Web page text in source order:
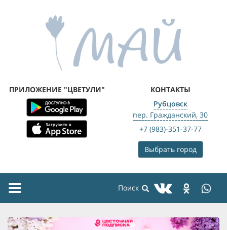
ПРИЛОЖЕНИЕ "ЦВЕТУЛИ"
КОНТАКТЫ
Рубцовск
пер. Гражданский, 30
+7 (983)-351-37-77
Выбрать город
Toggle